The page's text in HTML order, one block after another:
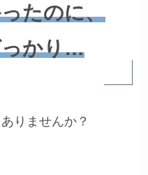
たのに、
っかり…
りませんか？